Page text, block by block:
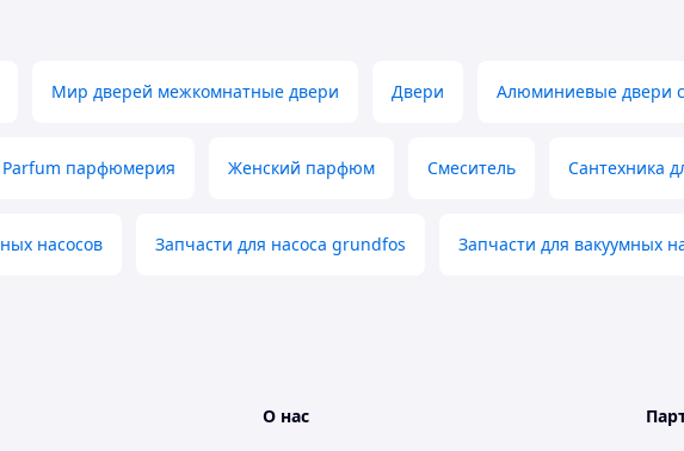
Мир дверей межкомнатные двери Двери Алюминиевые двери
Parfum парфюмерия Женский парфюм Смеситель Сантехника
насосов Запчасти для насоса grundfos Запчасти для вакуумных
О нас